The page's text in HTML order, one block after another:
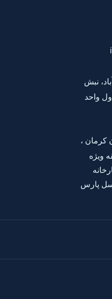
نبش
، طبقه اول واحد
کرمان ،
ویژه
پارس